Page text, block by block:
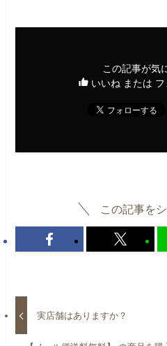
この記事が気
いいね または フ
この記事を
実店舗はありますか？